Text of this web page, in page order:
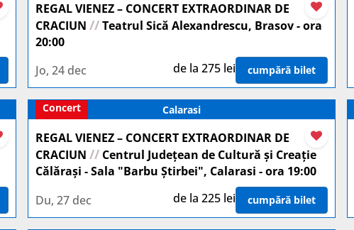
REGAL VIENEZ – CONCERT EXTRAORDINAR DE
CRACIUN //Teatrul Sică Alexandrescu, Brasov - ora
20:00
Jo, 24 dec
de la 275 lei cumpără bilet
Calarasi
Concert
REGAL VIENEZ – CONCERT EXTRAORDINAR DE
CRACIUN // Centrul Județean de Cultură și Creație
Călărași - Sala "Barbu Știrbei", Calarasi - ora 19:00
Du, 27 dec
de la 225 lei cumpără bilet